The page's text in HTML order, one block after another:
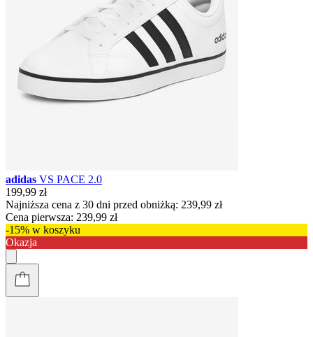
adidas VS PACE 2.0
199,99 zł
Najniższa cena z 30 dni przed obniżką: 239,99 zł
Cena pierwsza: 239,99 zł
-15% w koszyku
Okazja